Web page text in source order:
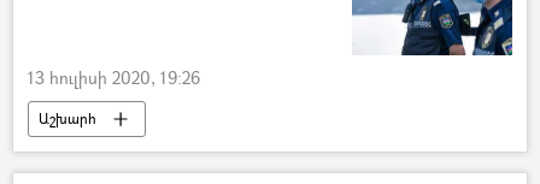
13 հուլիսի 2020, 19:26
Աշխարհ